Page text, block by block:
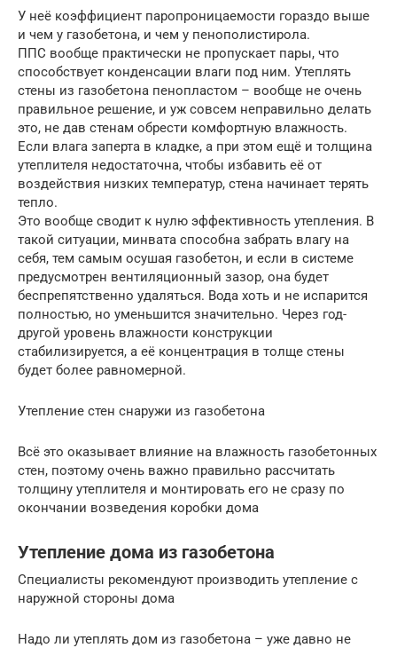
У неё коэффициент паропроницаемости гораздо выше
и чем у газобетона, и чем у пенополистирола.
ППС вообще практически не пропускает пары, что
способствует конденсации влаги под ним. Утеплять
стены из газобетона пенопластом – вообще не очень
правильное решение, и уж совсем неправильно делать
это, не дав стенам обрести комфортную влажность.
Если влага заперта в кладке, а при этом ещё и толщина
утеплителя недостаточна, чтобы избавить её от
воздействия низких температур, стена начинает терять
тепло.
Это вообще сводит к нулю эффективность утепления. В
такой ситуации, минвата способна забрать влагу на
себя, тем самым осушая газобетон, и если в системе
предусмотрен вентиляционный зазор, она будет
беспрепятственно удаляться. Вода хоть и не испарится
полностью, но уменьшится значительно. Через год-
другой уровень влажности конструкции
стабилизируется, а её концентрация в толще стены
будет более равномерной.
Утепление стен снаружи из газобетона
Всё это оказывает влияние на влажность газобетонных
стен, поэтому очень важно правильно рассчитать
толщину утеплителя и монтировать его не сразу по
окончании возведения коробки дома
Утепление дома из газобетона
Специалисты рекомендуют производить утепление с
наружной стороны дома
Надо ли утеплять дом из газобетона – уже давно не